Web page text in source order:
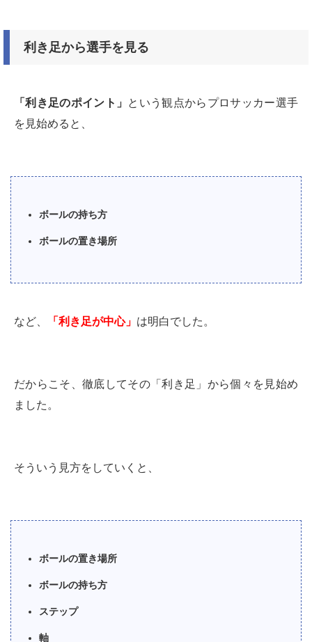
利き足から選手を見る
「利き足のポイント」 という観点からプロサッカー選手
を見始めると、
ボールの持ち方
ボールの置き場所
など、 「利き足が中心」 は明白でした。
だからこそ、徹底してその「利き足」から個々を見始め
ました。
そういう見方をしていくと、
ボールの置き場所
ボールの持ち方
ステップ
軸